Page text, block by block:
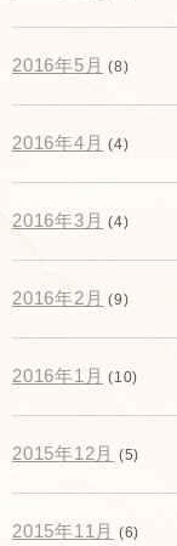
2016年5月 (8)
2016年4月 (4)
2016年3月 (4)
2016年2月 (9)
2016年1月 (10)
2015年12月 (5)
2015年11月 (6)